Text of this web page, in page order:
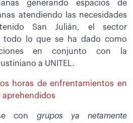
generando espacios de
atendiendo las necesidades
San Julián, el sector
todo lo que se ha dado como
en conjunto con la
a UNITEL.
horas de enfrentamientos en
aprehendidos
con grupos ya netamente